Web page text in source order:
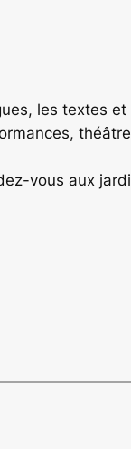
les textes
vous aux